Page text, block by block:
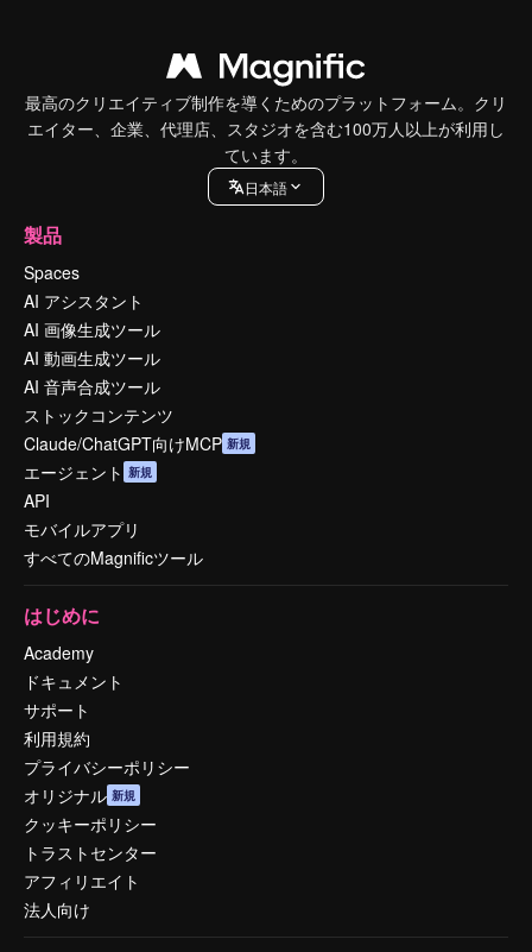
最高のクリエイティブ制作を導くためのプラットフォーム。クリ
エイター、企業、代理店、スタジオを含む100万人以上が利用し
ています。
日本語
製品
Spaces
AI アシスタント
AI 画像生成ツール
AI 動画生成ツール
AI 音声合成ツール
ストックコンテンツ
Claude/ChatGPT向けMCP 新規
エージェント 新規
API
モバイルアプリ
すべてのMagnificツール
はじめに
Academy
ドキュメント
サポート
利用規約
プライバシーポリシー
オリジナル 新規
クッキーポリシー
トラストセンター
アフィリエイト
法人向け